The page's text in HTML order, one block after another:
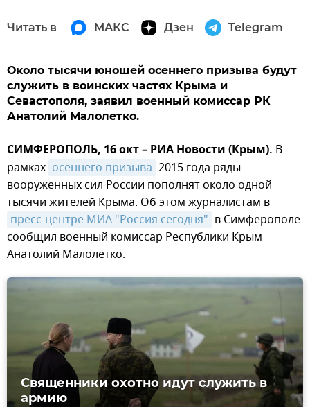
Читать в МАКС Дзен Telegram
Около тысячи юношей осеннего призыва будут
служить в воинских частях Крыма и
Севастополя, заявил военный комиссар РК
Анатолий Малолетко.
СИМФЕРОПОЛЬ, 16 окт – РИА Новости (Крым). В
рамках осеннего призыва 2015 года ряды
вооруженных сил России пополнят около одной
тысячи жителей Крыма. Об этом журналистам в
пресс-центре МИА "Россия сегодня" в Симферополе
сообщил военный комиссар Республики Крым
Анатолий Малолетко.
Священники охотно идут служить в
армию